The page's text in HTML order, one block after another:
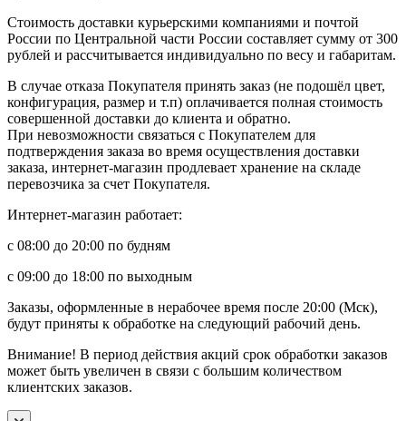
Стоимость доставки курьерскими компаниями и почтой
России по Центральной части России составляет сумму от 300
рублей и рассчитывается индивидуально по весу и габаритам.
В случае отказа Покупателя принять заказ (не подошёл цвет,
конфигурация, размер и т.п) оплачивается полная стоимость
совершенной доставки до клиента и обратно.
При невозможности связаться с Покупателем для
подтверждения заказа во время осуществления доставки
заказа, интернет-магазин продлевает хранение на складе
перевозчика за счет Покупателя.
Интернет-магазин работает:
с 08:00 до 20:00 по будням
с 09:00 до 18:00 по выходным
Заказы, оформленные в нерабочее время после 20:00 (Мск),
будут приняты к обработке на следующий рабочий день.
Внимание! В период действия акций срок обработки заказов
может быть увеличен в связи с большим количеством
клиентских заказов.